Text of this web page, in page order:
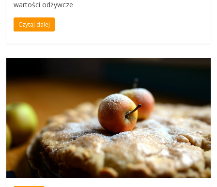
wartości odżywcze
Czytaj dalej